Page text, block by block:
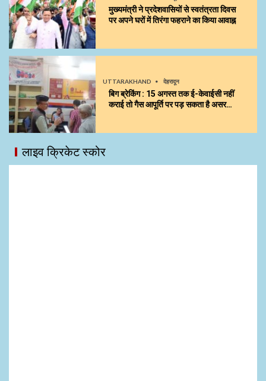
मुख्यमंत्री ने प्रदेशवासियों से स्वतंत्रता दिवस
पर अपने घरों में तिरंगा फहराने का किया आवाह्न
UTTARAKHAND देहरादून
बिग ब्रेकिंग : 15 अगस्त तक ई-केवाईसी नहीं
कराई तो गैस आपूर्ति पर पड़ सकता है असर…
लाइव क्रिकेट स्कोर